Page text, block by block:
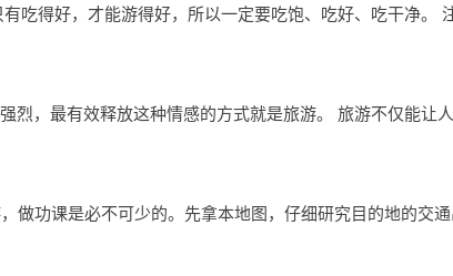
吃得好，才能游得好，所以一定要吃饱、吃好、吃干净。
烈，最有效释放这种情感的方式就是旅游。 旅游不仅能让
做功课是必不可少的。先拿本地图，仔细研究目的地的交